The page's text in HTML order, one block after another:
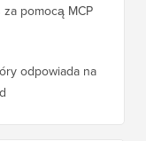
pomocą MCP
odpowiada na